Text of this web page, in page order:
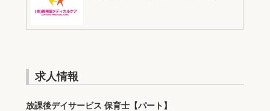
求人情報
放課後デイサービス 保育士【パート】